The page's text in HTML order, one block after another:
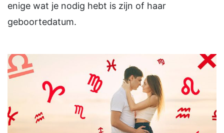
enige wat je nodig hebt is zijn of haar
geboortedatum.